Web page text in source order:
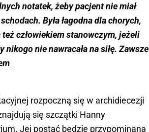
notatek, żeby pacjent nie miał
Była łagodna dla chorych,
człowiekiem stanowczym, jeżeli
nie nawracała na siłę. Zawsze
rozpoczną się w archidiecezji
się szczątki Hanny
Jej postać będzie przypominana